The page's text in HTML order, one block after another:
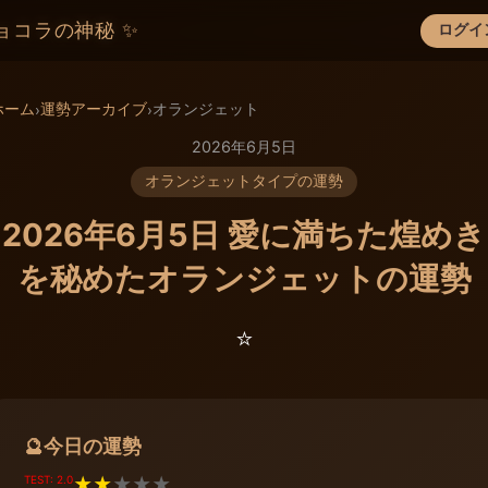
コラの神秘 ✨ ログイ
×
ーム›運勢アーカイブ›オランジェット
2026年6月5日
オランジェットタイプの運勢
2026年6月5日 愛に満ちた煌めき
を秘めたオランジェットの運勢
⭐️
🔮今日の運勢
TEST: 2.0